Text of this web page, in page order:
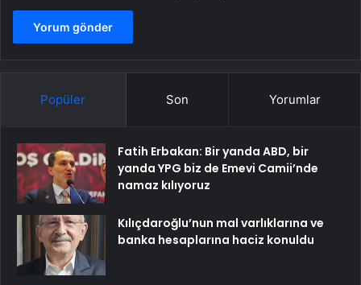
Popüler Son Yorumlar
Fatih Erbakan: Bir yanda ABD, bir
yanda YPG biz de Emevi Camii’nde
namaz kılıyoruz
Kılıçdaroğlu’nun mal varlıklarına ve
banka hesaplarına haciz konuldu